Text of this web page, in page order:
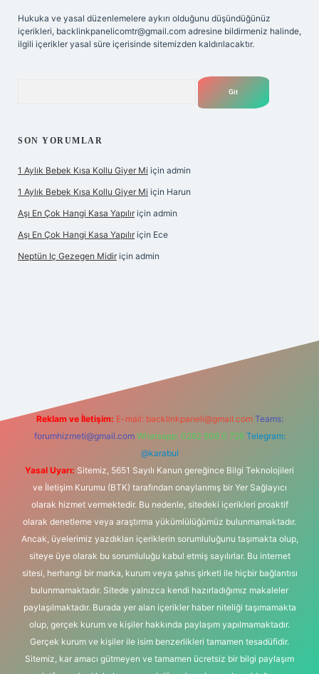
Hukuka ve yasal düzenlemelere aykırı olduğunu düşündüğünüz
içerikleri, backlinkpanelicomtr@gmail.com adresine bildirmeniz halinde,
ilgili içerikler yasal süre içerisinde sitemizden kaldırılacaktır.
SON YORUMLAR
1 Aylık Bebek Kısa Kollu Giyer Mi için admin
1 Aylık Bebek Kısa Kollu Giyer Mi için Harun
Aşı En Çok Hangi Kasa Yapılır için admin
Aşı En Çok Hangi Kasa Yapılır için Ece
Neptün Iç Gezegen Midir için admin
elexbet en iyi bahis sitesi
Reklam ve İletişim: E-mail: backlinkpaneli@gmail.com Teams:
forumhizmeti@gmail.com Whatsapp: 0262 606 0 726 Telegram:
@karabul
Yasal Uyarı: Sitemiz, 5651 Sayılı Kanun gereğince Bilgi Teknolojileri
ve İletişim Kurumu (BTK) tarafından onaylanmış bir Yer Sağlayıcı
olarak hizmet vermektedir. Bu nedenle, sitedeki içerikleri proaktif
olarak denetleme veya araştırma yükümlülüğümüz bulunmamaktadır.
Ancak, üyelerimiz yazdıkları içeriklerin sorumluluğunu taşımakta olup,
siteye üye olarak bu sorumluluğu kabul etmiş sayılırlar. Bu internet
sitesi, herhangi bir marka, kurum veya şahıs şirketi ile hiçbir bağlantısı
bulunmamaktadır. Sitede yalnızca kendi hazırladığımız makaleler
paylaşılmaktadır. Burada yer alan içerikler haber niteliği taşımamakta
olup, gerçek kurum ve kişiler hakkında paylaşım yapılmamaktadır.
Gerçek kurum ve kişiler ile isim benzerlikleri tamamen tesadüfidir.
Sitemiz, kar amacı gütmeyen ve tamamen ücretsiz bir bilgi paylaşım